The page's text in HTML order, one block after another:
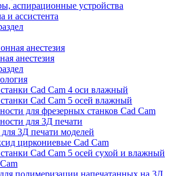
аспирационные устройства
и ассистента
анестезия
анестезия
Cad Cam 4 оси влажный
Cad Cam 5 осей влажный
для фрезерных станков Cad Cam
для 3Д печати
3Д печати моделей
циркониевые Cad Cam
Cad Cam 5 осей сухой и влажный
полимеризации напечатанных на 3Д